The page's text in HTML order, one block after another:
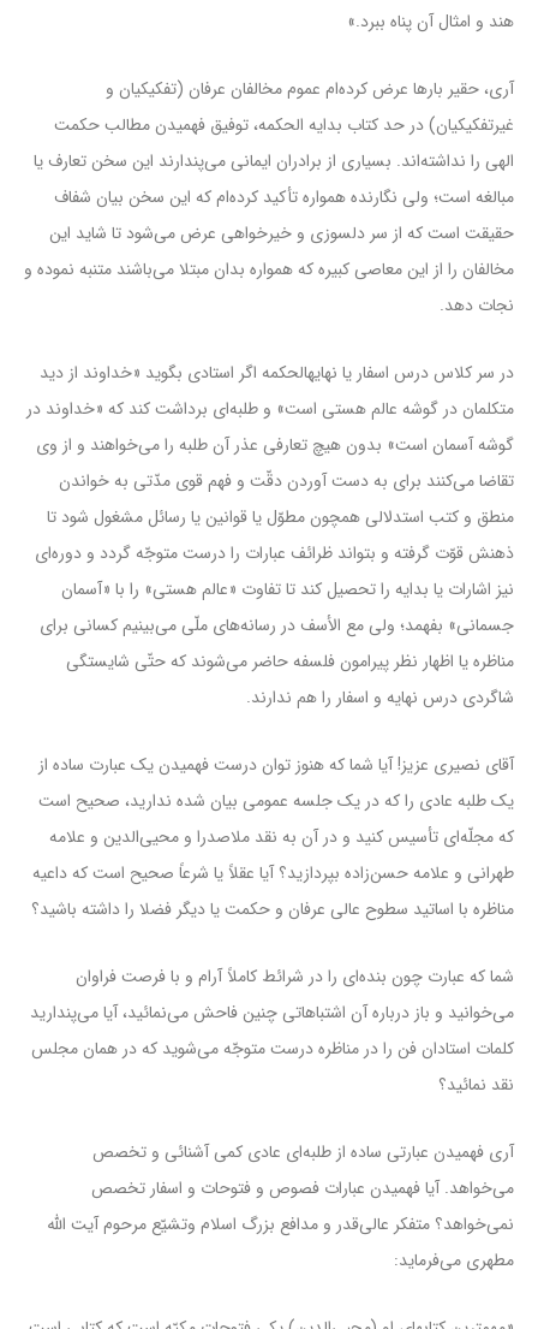
هند و امثال آن پناه ببرد.»
آری، حقیر بارها عرض کرده‌ام عموم مخالفان عرفان (تفکیکیان و
غیرتفکیکیان) در حد کتاب بدایه الحکمه، توفیق فهمیدن مطالب حکمت
الهی را نداشته‌اند. بسیاری از برادران ایمانی می‌پندارند این سخن تعارف یا
مبالغه است؛ ولی نگارنده همواره تأکید کرده‌ام که این سخن بیان شفاف
حقیقت است که از سر دلسوزی و خیرخواهی عرض می‌شود تا شاید این
مخالفان را از این معاصی کبیره که همواره بدان مبتلا می‌باشند متنبه نموده و
نجات دهد.
در سر کلاس‌ درس اسفار یا نهایهالحکمه اگر استادی بگوید «خداوند از دید
متکلمان در گوشه عالم هستی است» و طلبه‌ای برداشت کند که «خداوند در
گوشه آسمان است» بدون هیچ تعارفی عذر آن طلبه را می‌خواهند و از وی
تقاضا می‌کنند برای به دست آوردن دقّت و فهم قوی مدّتی به خواندن
منطق و کتب استدلالی همچون مطوّل یا قوانین یا رسائل مشغول شود تا
ذهنش قوّت گرفته و بتواند ظرائف عبارات را درست متوجّه گردد و دوره‌ای
نیز اشارات یا بدایه را تحصیل کند تا تفاوت «عالم هستی» را با «آسمان
جسمانی» بفهمد؛ ولی مع الأسف در رسانه‌های ملّی می‌بینیم کسانی برای
مناظره یا اظهار نظر پیرامون فلسفه حاضر می‌شوند که حتّی شایستگی
شاگردی درس نهایه و اسفار را هم ندارند.
آقای نصیری عزیز! آیا شما که هنوز توان درست فهمیدن یک عبارت ساده از
یک طلبه عادی را که در یک جلسه عمومی بیان شده ندارید، صحیح است
که مجلّه‌ای تأسیس کنید و در آن به نقد ملاصدرا و محیی‌الدین و علامه
طهرانی و علامه حسن‌زاده بپردازید؟ آیا عقلاً یا شرعاً صحیح است که داعیه
مناظره با اساتید سطوح عالی عرفان و حکمت یا دیگر فضلا را داشته باشید؟
شما که عبارت چون بنده‌ای را در شرائط کاملاً آرام و با فرصت فراوان
می‌خوانید و باز درباره آن اشتباهاتی چنین فاحش می‌نمائید، آیا می‌پندارید
کلمات استادان فن را در مناظره درست متوجّه می‌شوید که در همان مجلس
نقد نمائید؟
آری فهمیدن عبارتی ساده از طلبه‌ای عادی کمی آشنائی و تخصص
می‌خواهد. آیا فهمیدن عبارات فصوص و فتوحات و اسفار تخصص
نمی‌خواهد؟ متفکر عالی‌قدر و مدافع بزرگ اسلام وتشیّع مرحوم آیت الله
مطهری می‌فرماید: